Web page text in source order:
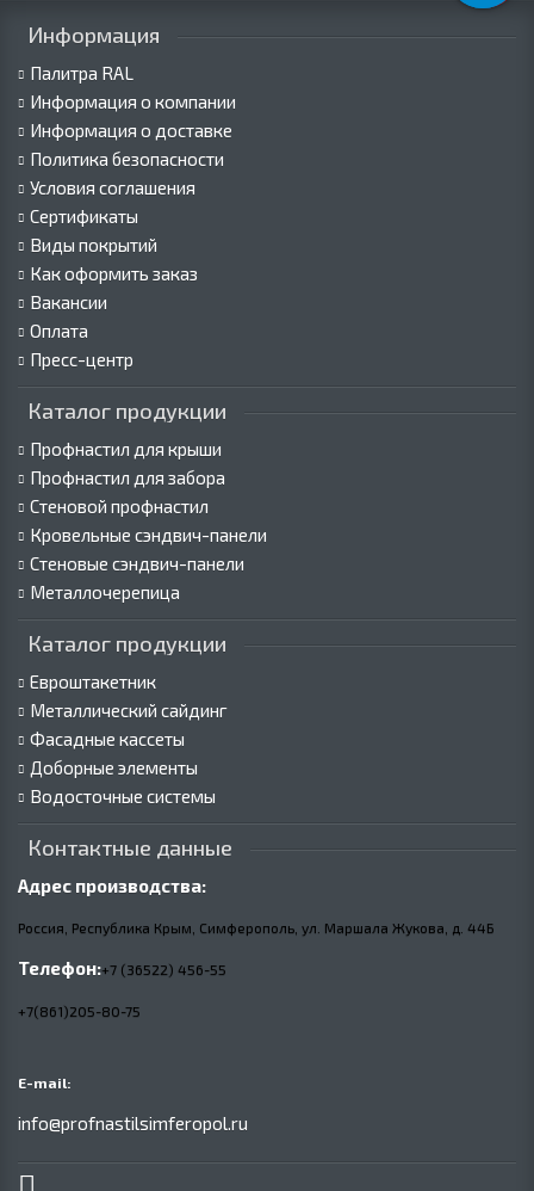
Информация
Палитра RAL
Информация о компании
Информация о доставке
Политика безопасности
Условия соглашения
Сертификаты
Виды покрытий
Как оформить заказ
Вакансии
Оплата
Пресс-центр
Каталог продукции
Профнастил для крыши
Профнастил для забора
Стеновой профнастил
Кровельные сэндвич-панели
Стеновые сэндвич-панели
Металлочерепица
Каталог продукции
Евроштакетник
Металлический сайдинг
Фасадные кассеты
Доборные элементы
Водосточные системы
Контактные данные
Адрес производства:
Россия, Республика Крым, Симферополь, ул. Маршала Жукова, д. 44Б
Телефон:+7 (36522) 456-55
+7(861)205-80-75
E-mail:
info@profnastilsimferopol.ru